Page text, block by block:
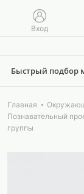
Вход
Быстрый подбор
Главная
Познавательный
группы